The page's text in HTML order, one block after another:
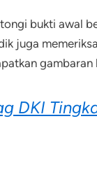
bukti awal
juga
gambaran
DKI